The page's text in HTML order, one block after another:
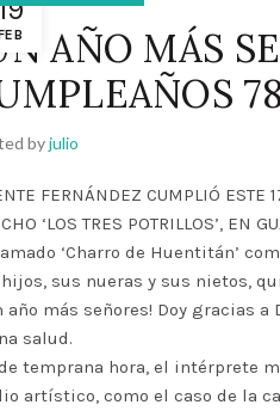
AÑO MÁS
byjulio
FERNÁNDEZ CUMPLIÓ ESTE
‘LOS TRES POTRILLOS’, EN
‘Charro de Huentitán’
sus nueras y sus nietos,
año más señores! Doy
salud.
temprana hora, el intérprete
artístico, como el caso de la